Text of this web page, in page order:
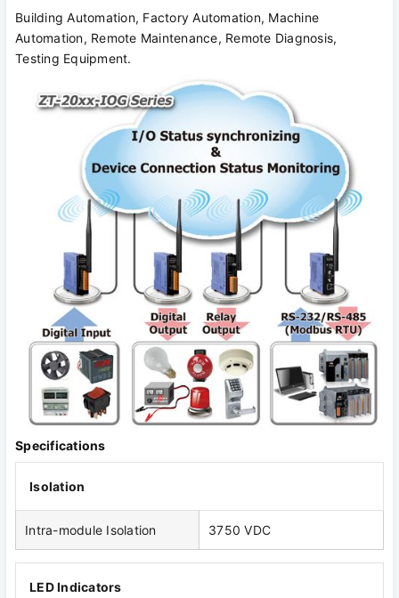
Building Automation, Factory Automation, Machine
Automation, Remote Maintenance, Remote Diagnosis,
Testing Equipment.
Specifications
Isolation
Intra-module Isolation 3750 VDC
LED Indicators